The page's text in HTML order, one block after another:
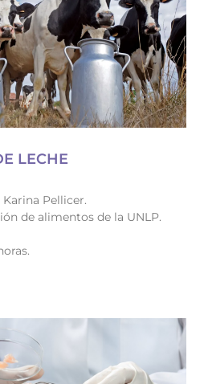
LECHE
Pellicer.
de alimentos de la UNLP.